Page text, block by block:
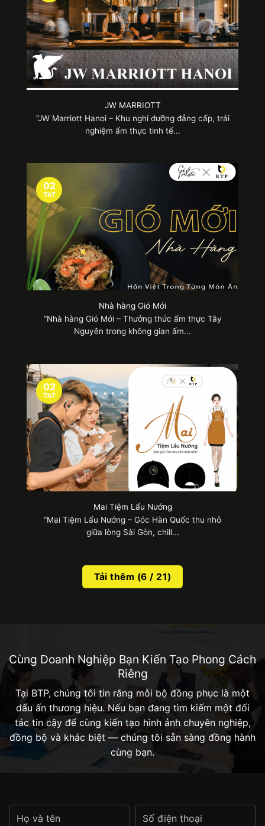
2.2. Mẫu tạp dề dài
So với mẫu tạp dề ngắn, tạp dề đồng phục dáng
dài cũng được buộc ngang hông nhưng kéo dài
đến tận mắt cá chân. Thiết kế này thích hợp mặc
bên ngoài những đồng phục có váy ngắn, quần
ngắn,… Nhờ sở hữu sự đa dạng về chất liệu, màu
sắc nên tạp dề dài thường được ứng dụng nhiều
ở các cơ sở kinh doanh ăn uống. Bên cạnh đó, nó
còn giúp bếp trưởng toát lên được phong thái
chuyên nghiệp, nghiêm chỉnh khi mặc vào.
Mẫu tạp dề dài bao phủ từ hông đến chân
2.3. Mẫu tạp dề dạng yếm
Tạp dề dạng yếm là thiết kế được bắt gặp nhiều
nhất hiện nay khi có xuất xứ từ Pháp. Nó được
nhận biết thông qua phần dây buộc sau cổ và
nghiệp hơn. Họa tiết logo in thêm giúp tạo thiện
cảm với khách hàng và dễ dàng ghi nhớ thương
JW MARRIOTT
“JW Marriott Hanoi – Khu nghỉ dưỡng đẳng cấp, trải
nghiệm ẩm thực tinh tế...
Nhà hàng Gió Mới
“Nhà hàng Gió Mới – Thưởng thức ẩm thực Tây
Nguyên trong không gian ấm...
02
Th7
Mai Tiệm Lẩu Nướng
“Mai Tiệm Lẩu Nướng – Góc Hàn Quốc thu nhỏ
giữa lòng Sài Gòn, chill...
02
Th7
Tải thêm (6 / 21)
Cùng Doanh Nghiệp Bạn Kiến Tạo Phong Cách
Riêng
Tại BTP, chúng tôi tin rằng mỗi bộ đồng phục là một
dấu ấn thương hiệu. Nếu bạn đang tìm kiếm một đối
tác tin cậy để cùng kiến tạo hình ảnh chuyên nghiệp,
đồng bộ và khác biệt — chúng tôi sẵn sàng đồng hành
cùng bạn.